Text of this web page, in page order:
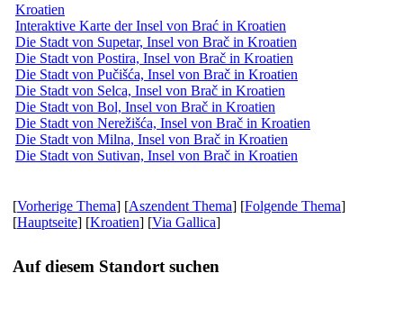
Kroatien
Interaktive Karte der Insel von Brać in Kroatien
Die Stadt von Supetar, Insel von Brač in Kroatien
Die Stadt von Postira, Insel von Brač in Kroatien
Die Stadt von Pučišća, Insel von Brač in Kroatien
Die Stadt von Selca, Insel von Brač in Kroatien
Die Stadt von Bol, Insel von Brač in Kroatien
Die Stadt von Nerežišća, Insel von Brač in Kroatien
Die Stadt von Milna, Insel von Brač in Kroatien
Die Stadt von Sutivan, Insel von Brač in Kroatien
[Vorherige Thema] [Aszendent Thema] [Folgende Thema]
[Hauptseite] [Kroatien] [Via Gallica]
Auf diesem Standort suchen